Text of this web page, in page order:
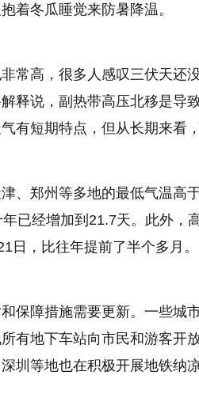
着冬瓜睡觉来防暑降温。
常高，很多人感叹三伏天还
释说，副热带高压北移是导
有短期特点，但从长期来看
、郑州等多地的最低气温高
已经增加到21.7天。此外，
日，比往年提前了半个多月。
保障措施需要更新。一些城
有地下车站向市民和游客开
圳等地也在积极开展地铁纳